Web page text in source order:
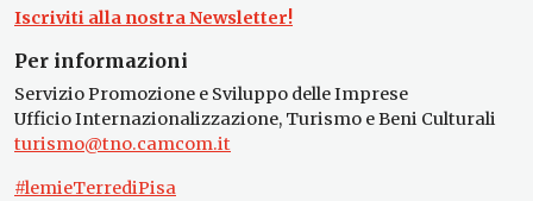
Iscriviti alla nostra Newsletter!
Per informazioni
Servizio Promozione e Sviluppo delle Imprese
Ufficio Internazionalizzazione, Turismo e Beni Culturali
turismo@tno.camcom.it
#lemieTerrediPisa